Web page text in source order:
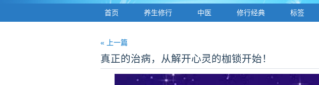
首页 养生修行 中医 修行经典 标签
« 上一篇
真正的治病，从解开心灵的枷锁开始！